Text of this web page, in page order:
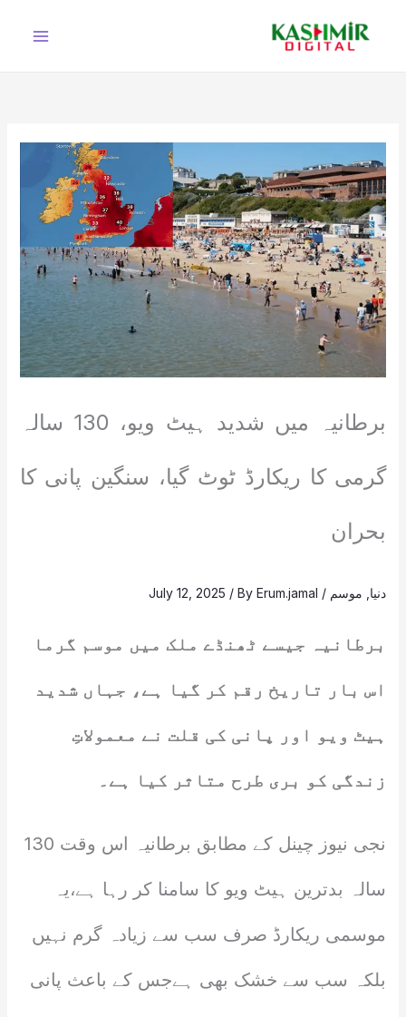
برطانیہ میں شدید ہیٹ ویو، 130 سالہ
گرمی کا ریکارڈ ٹوٹ گیا، سنگین پانی کا
بحران
دنیا موسم /
July 12, 2025 / ByErum.jamal
برطانیہ جیسے ٹھنڈے ملک میں موسم گرما
اس بار تاریخ رقم کر گیا ہے، جہاں شدید
ہیٹ ویو اور پانی کی قلت نے معمولاتِ
زندگی کو بری طرح متاثر کیا ہے۔
نجی نیوز چینل کے مطابق برطانیہ اس وقت 130
سالہ بدترین ہیٹ ویو کا سامنا کر رہا ہے،یہ
موسمی ریکارڈ صرف سب سے زیادہ گرم نہیں
بلکہ سب سے خشک بھی ہےجس کے باعث پانی